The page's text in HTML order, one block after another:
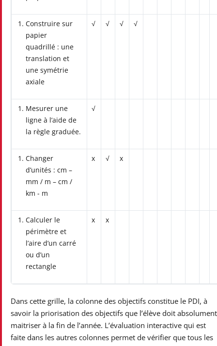
Construire sur
papier
quadrillé : une
translation et
une symétrie
axiale
√ √ √ √
Mesurer une
ligne à l’aide de
la règle graduée.
√
Changer
d’unités : cm –
mm / m – cm /
km - m
x √ x
Calculer le
périmètre et
l’aire d’un carré
ou d’un
rectangle
x x
Dans cette grille, la colonne des objectifs constitue le PDI, à
savoir la priorisation des objectifs que l’élève doit absolument
maitriser à la fin de l’année. L’évaluation interactive qui est
faite dans les autres colonnes permet de vérifier que tous les